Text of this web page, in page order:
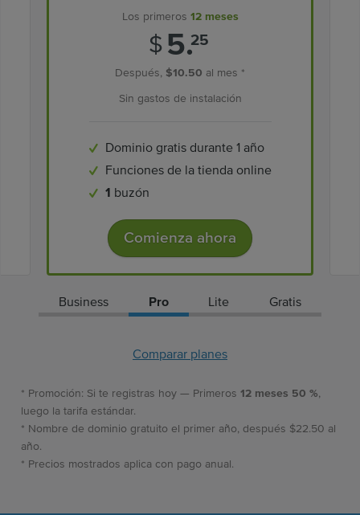
Los primeros 12 meses
$5.25
Después, $10.50 al mes *
Sin gastos de instalación
Dominio gratis durante 1 año
Funciones de la tienda online
1 buzón
Comienza ahora
Business Pro Lite Gratis
Comparar planes
* Promoción: Si te registras hoy — Primeros 12 meses 50 %,
luego la tarifa estándar.
* Nombre de dominio gratuito el primer año, después $22.50 al
año.
* Precios mostrados aplica con pago anual.